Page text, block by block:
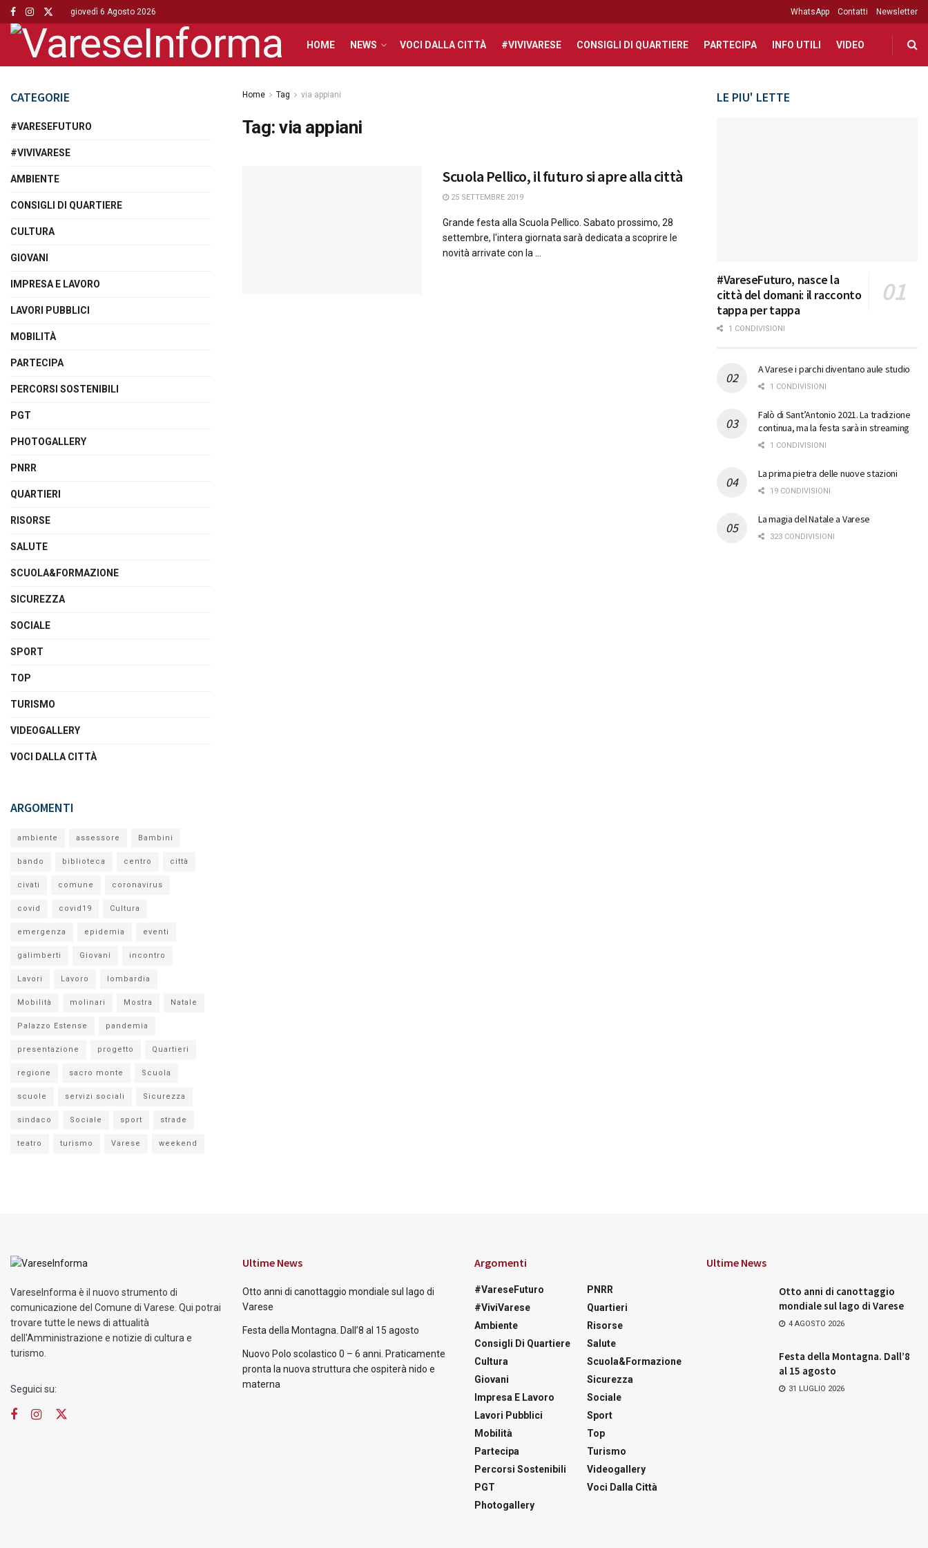
giovedì 6 Agosto 2026 WhatsApp Contatti Newsletter
HOME NEWS VOCI DALLA CITTÀ #VIVIVARESE CONSIGLI DI QUARTIERE PARTECIPA INFO UTILI VIDEO
Home Tag via appiani
Tag:via appiani
Scuola Pellico, il futuro si apre alla città
25 SETTEMBRE 2019
Grande festa alla Scuola Pellico. Sabato prossimo, 28
settembre, l'intera giornata sarà dedicata a scoprire le
novità arrivate con la ...
CATEGORIE
#VARESEFUTURO
#VIVIVARESE
AMBIENTE
CONSIGLI DI QUARTIERE
CULTURA
GIOVANI
IMPRESA E LAVORO
LAVORI PUBBLICI
MOBILITÀ
PARTECIPA
PERCORSI SOSTENIBILI
PGT
PHOTOGALLERY
PNRR
QUARTIERI
RISORSE
SALUTE
SCUOLA&FORMAZIONE
SICUREZZA
SOCIALE
SPORT
TOP
TURISMO
VIDEOGALLERY
VOCI DALLA CITTÀ
ARGOMENTI
ambiente assessore Bambini
bando biblioteca centro città
civati comune coronavirus
covid covid19 Cultura
emergenza epidemia eventi
galimberti Giovani incontro
Lavori Lavoro lombardia
Mobilità molinari Mostra Natale
Palazzo Estense pandemia
presentazione progetto Quartieri
regione sacro monte Scuola
scuole servizi sociali Sicurezza
sindaco Sociale sport strade
teatro turismo Varese weekend
LE PIU' LETTE
#VareseFuturo, nasce la
città del domani: il racconto
tappa per tappa
1 CONDIVISIONI
A Varese i parchi diventano aule studio
1 CONDIVISIONI
Falò di Sant’Antonio 2021. La tradizione
continua, ma la festa sarà in streaming
1 CONDIVISIONI
La prima pietra delle nuove stazioni
19 CONDIVISIONI
La magia del Natale a Varese
323 CONDIVISIONI
VareseInforma è il nuovo strumento di
comunicazione del Comune di Varese. Qui potrai
trovare tutte le news di attualità
dell'Amministrazione e notizie di cultura e
turismo.
Seguici su:
Ultime News
Otto anni di canottaggio mondiale sul lago di
Varese
Festa della Montagna. Dall’8 al 15 agosto
Nuovo Polo scolastico 0 – 6 anni. Praticamente
pronta la nuova struttura che ospiterà nido e
materna
Argomenti
#VareseFuturo
#ViviVarese
Ambiente
Consigli Di Quartiere
Cultura
Giovani
Impresa E Lavoro
Lavori Pubblici
Mobilità
Partecipa
Percorsi Sostenibili
PGT
Photogallery
PNRR
Quartieri
Risorse
Salute
Scuola&Formazione
Sicurezza
Sociale
Sport
Top
Turismo
Videogallery
Voci Dalla Città
Ultime News
Otto anni di canottaggio
mondiale sul lago di Varese
4 AGOSTO 2026
Festa della Montagna. Dall’8
al 15 agosto
31 LUGLIO 2026